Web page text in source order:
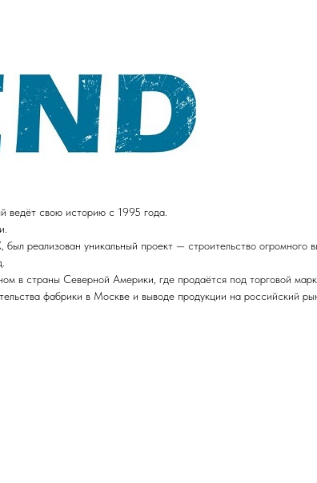
ведёт свою историю с 1995 года.
реализован уникальный проект — строительство огромного
в страны Северной Америки, где продаётся под торговой
фабрики в Москве и выводе продукции на российский